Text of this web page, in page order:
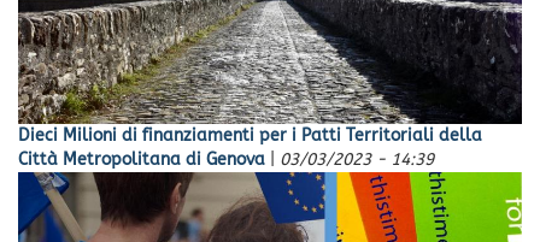
Dieci Milioni di finanziamenti per i Patti Territoriali della
Città Metropolitana di Genova
03/03/2023 - 14:39